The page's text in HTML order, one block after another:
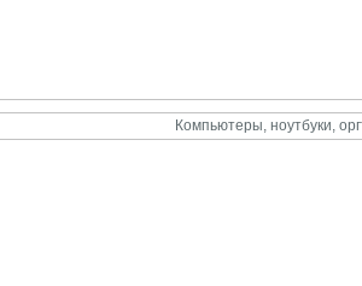
Компьютеры, ноутбуки,